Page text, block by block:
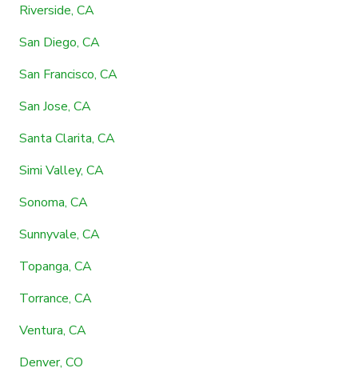
Riverside, CA
San Diego, CA
San Francisco, CA
San Jose, CA
Santa Clarita, CA
Simi Valley, CA
Sonoma, CA
Sunnyvale, CA
Topanga, CA
Torrance, CA
Ventura, CA
Denver, CO